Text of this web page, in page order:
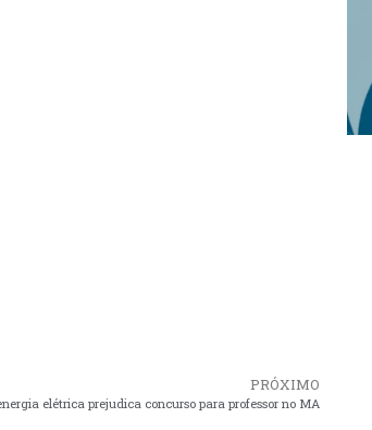
PRÓXIMO
elétrica prejudica concurso para professor no MA